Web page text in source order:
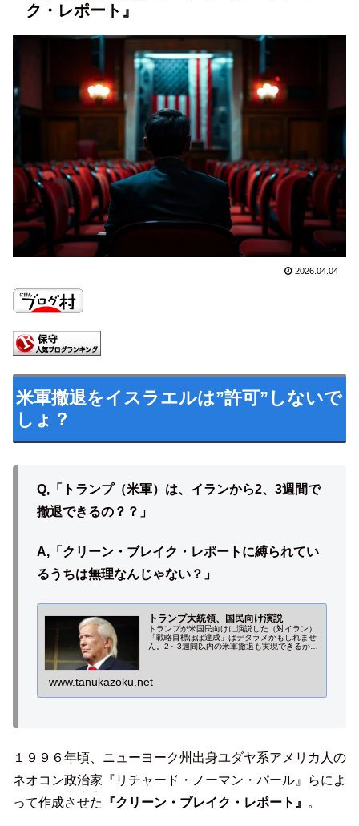
ク・レポート』
2026.04.04
米軍撤退をイスラエルは”許可”しないで
しょ？
Q,「トランプ（米軍）は、イランから2、3週間で
撤退できるの？？」
A,「クリーン・ブレイク・レポートに縛られてい
るうちは無理なんじゃない？」
トランプ大統領、国民向け演説
トランプが米国民向けに演説した（対イラン）
「戦略目標ほぼ達成」はデタラメかもしれませ
ん。2～3週間以内の米軍撤退も実現できるかど
www.tanukazoku.net
１９９６年頃、ニューヨーク州出身ユダヤ系アメリカ人の
ネオコン政治家『リチャード・ノーマン・パール』らによ
って作成させた
・・・
『クリーン・ブレイク・レポート』 。